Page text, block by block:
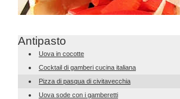
Antipasto
Uova in cocotte
Cocktail di gamberi cucina italiana
Pizza di pasqua di civitavecchia
Uova sode con i gamberetti